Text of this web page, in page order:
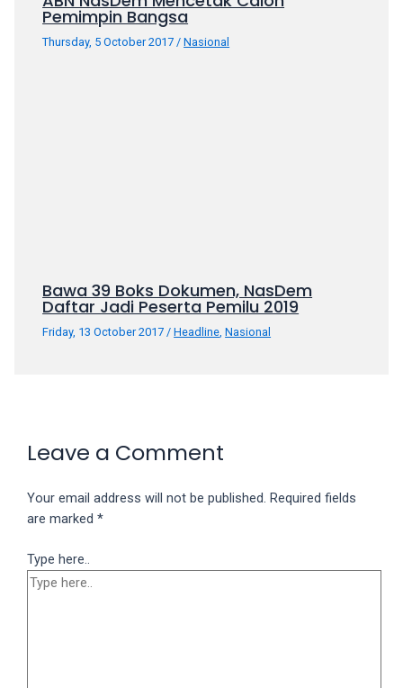
Pemimpin Bangsa
Thursday, 5 October 2017/Nasional
Bawa 39 Boks Dokumen, NasDem
Daftar Jadi Peserta Pemilu 2019
Friday, 13 October 2017/Headline,Nasional
Leave a Comment
Your email address will not be published. Required fields
are marked*
Type here..